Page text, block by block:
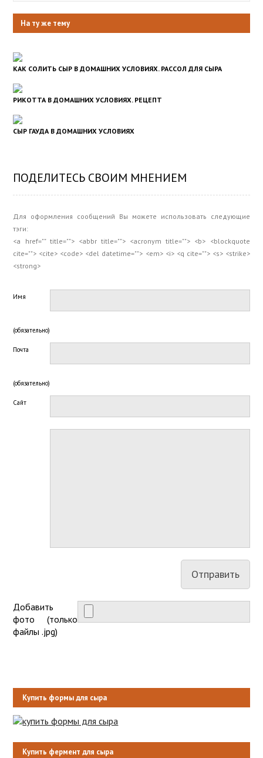
На ту же тему
КАК СОЛИТЬ СЫР В ДОМАШНИХ УСЛОВИЯХ. РАССОЛ ДЛЯ СЫРА
РИКОТТА В ДОМАШНИХ УСЛОВИЯХ. РЕЦЕПТ
СЫР ГАУДА В ДОМАШНИХ УСЛОВИЯХ
ПОДЕЛИТЕСЬ СВОИМ МНЕНИЕМ
Для оформления сообщений Вы можете использовать следующие
тэги:
<a href="" title=""> <abbr title=""> <acronym title=""> <b> <blockquote
cite=""> <cite> <code> <del datetime=""> <em> <i> <q cite=""> <s> <strike>
<strong>
Имя
(обязательно)
Почта
(обязательно)
Сайт
Добавить
фото (только
файлы .jpg)
Купить формы для сыра
Купить фермент для сыра